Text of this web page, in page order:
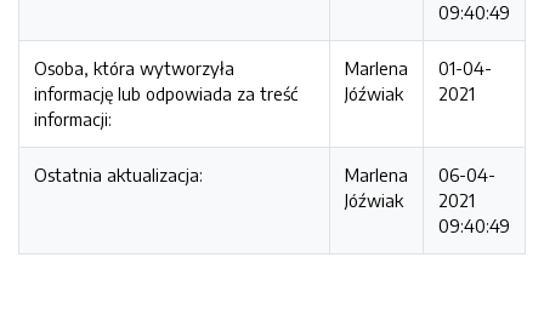
09:40:49
Osoba, która wytworzyła
informację lub odpowiada za treść
informacji:
Marlena
Jóźwiak
01-04-
2021
Ostatnia aktualizacja:
Marlena
Jóźwiak
06-04-
2021
09:40:49